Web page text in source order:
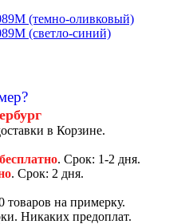
в Корзине.
бесплатно. Срок: 1-2 дня.
. Срок: 2 дня.
на примерку.
Никаких предоплат.